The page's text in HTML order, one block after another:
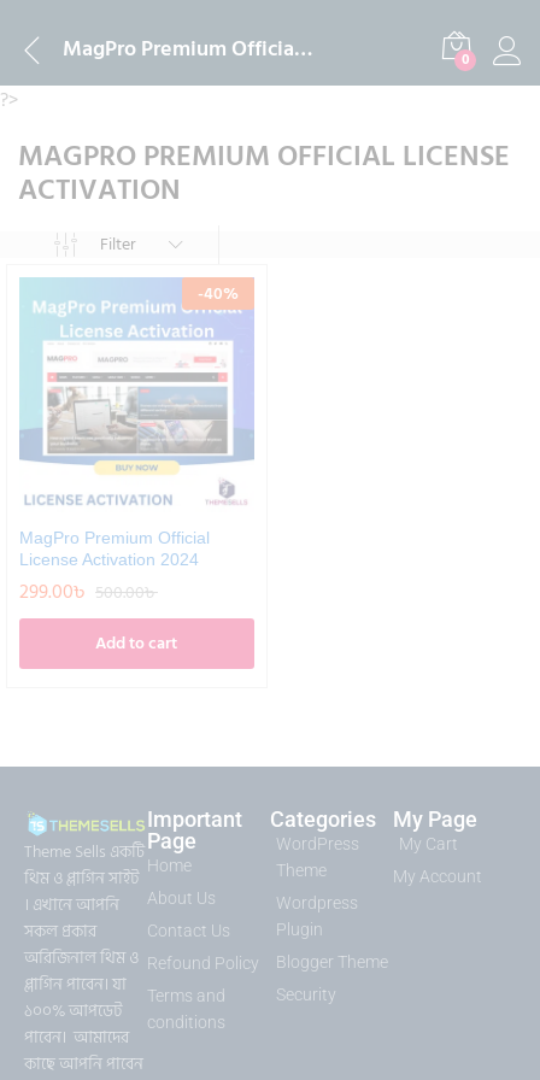
MagPro Premium Official License Activation 0
?>
MAGPRO PREMIUM OFFICIAL LICENSE
ACTIVATION
Filter
-40%
MagPro Premium Official
License Activation 2024
299.00৳ 500.00৳
Add to cart
Theme Sells একটি
থিম ও প্লাগিন সাইট
। এখানে আপনি
সকল প্রকার
অরিজিনাল থিম ও
প্লাগিন পাবেন। যা
১০০% আপডেট
পাবেন। আমাদের
কাছে আপনি পাবেন
Important
Page
Home
About Us
Contact Us
Refound Policy
Terms and
conditions
Categories
WordPress
Theme
Wordpress
Plugin
Blogger Theme
Security
My Page
My Cart
My Account